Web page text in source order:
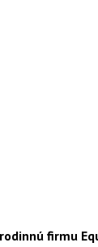
firmu